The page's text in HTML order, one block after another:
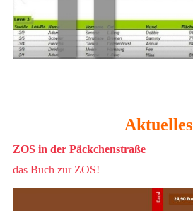
Aktuelles
ZOS in der Päckchenstraße
das Buch zur ZOS!